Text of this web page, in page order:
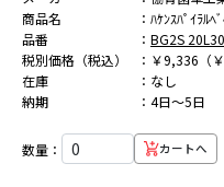
商品名
ﾊｹﾝｽﾊﾟｲﾗﾙﾍ
品番
BG2S
税別価格（税込）
￥9,336（
在庫
なし
納期
4日～5日
数量： カートへ